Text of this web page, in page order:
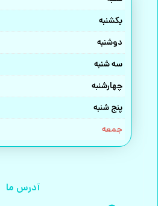
یکشنبه
دوشنبه
سه شنبه
چهارشنبه
پنج شنبه
جمعه
آدرس ما